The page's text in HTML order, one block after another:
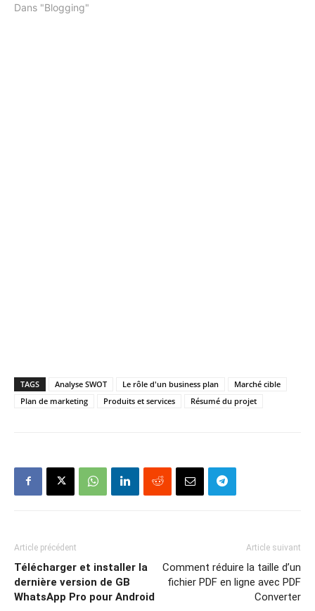
Dans "Blogging"
TAGS Analyse SWOT Le rôle d'un business plan
Marché cible
Plan de marketing
Produits et services Résumé du projet
Article précédent
Télécharger et installer la
dernière version de GB
WhatsApp Pro pour Android
Article suivant
Comment réduire la taille d’un
fichier PDF en ligne avec PDF
Converter